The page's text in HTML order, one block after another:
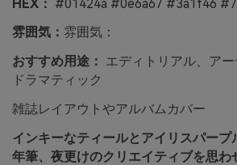
HEX： #01424a #0e6a67 #3a1f46
雰囲気： 雰囲気：
おすすめ用途： エディトリアル、アー
ドラマティック
雑誌レイアウトやアルバムカバー
インキーなティールとアイリスパープ
年筆、夜更けのクリエイティブを思わ